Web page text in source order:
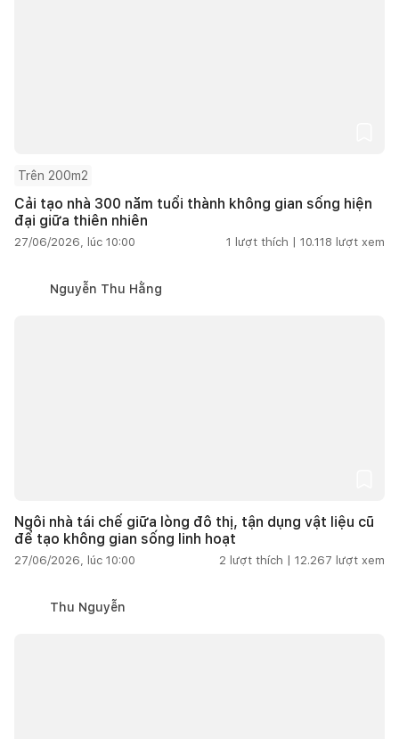
Trên 200m2
Cải tạo nhà 300 năm tuổi thành không gian sống hiện
đại giữa thiên nhiên
27/06/2026, lúc 10:00 1 lượt thích | 10.118 lượt xem
Nguyễn Thu Hằng
Ngôi nhà tái chế giữa lòng đô thị, tận dụng vật liệu cũ
để tạo không gian sống linh hoạt
27/06/2026, lúc 10:00 2 lượt thích | 12.267 lượt xem
Thu Nguyễn